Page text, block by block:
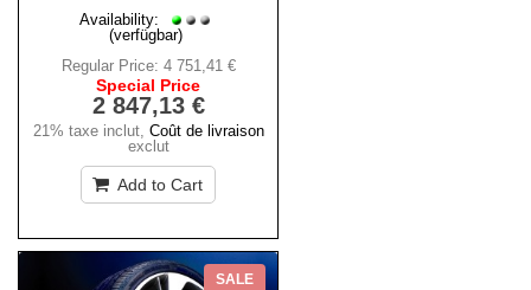
Availability:
(verfügbar)
Regular Price: 4 751,41 €
Special Price
2 847,13 €
21% taxe inclut, Coût de livraison
exclut
Add to Cart
SALE